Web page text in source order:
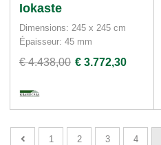
Iokaste
Dimensions: 245 x 245 cm
Épaisseur: 45 mm
€ 4.438,00 € 3.772,30
1 2 3 4